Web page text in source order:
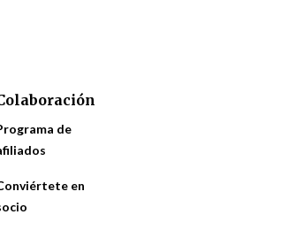
de
en